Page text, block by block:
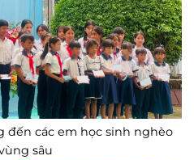
đến các em học sinh nghèo
sâu